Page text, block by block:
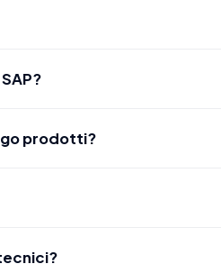
prodotti?